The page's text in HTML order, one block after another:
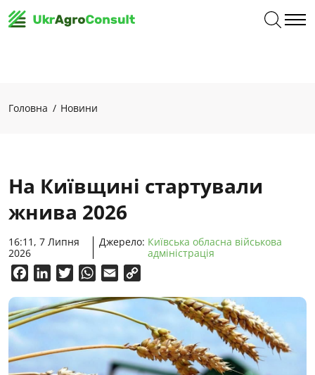
Головна Новини
На Київщині стартували
жнива 2026
16:11, 7 Липня
2026
Джерело: Київська обласна військова
адміністрація
FacebookLinkedInTwitterWhatsApp
Email